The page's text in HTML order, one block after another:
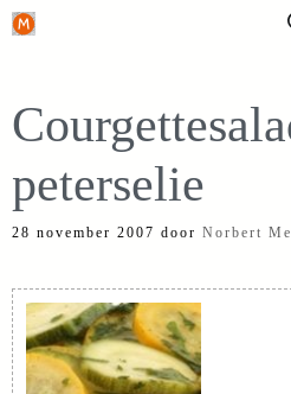
Ga
inhoud
peterselie
28 november 2007 door Norbert